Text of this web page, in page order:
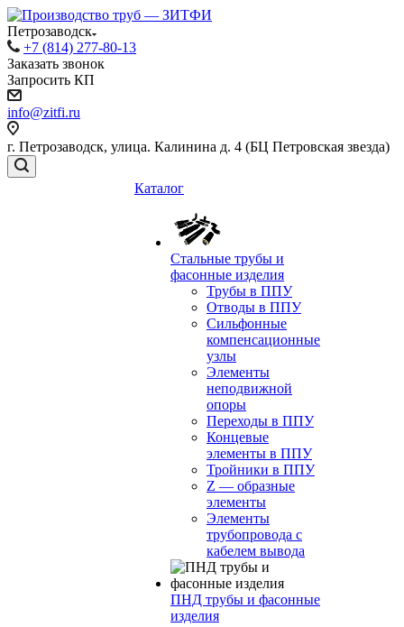
Петрозаводск
+7 (814) 277-80-13
Заказать звонок
Запросить КП
info@zitfi.ru
г. Петрозаводск, улица. Калинина д. 4 (БЦ Петровская звезда)
Каталог
Стальные трубы и
фасонные изделия
Трубы в ППУ
Отводы в ППУ
Сильфонные
компенсационные
узлы
Элементы
неподвижной
опоры
Переходы в ППУ
Концевые
элементы в ППУ
Тройники в ППУ
Z — образные
элементы
Элементы
трубопровода с
кабелем вывода
ПНД трубы и фасонные
изделия